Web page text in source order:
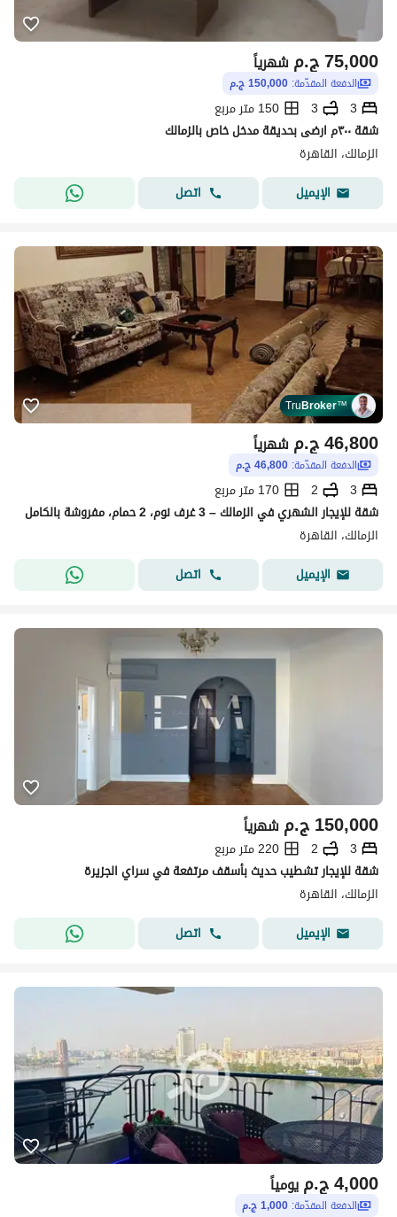
ج.م75,000 شهرياً
الدفعة المقدّمة: 150,000 ج.م
3
3
150 متر مربع
شقة ٣٠٠م ارضى بحديقة مدخل خاص بالزمالك
الزمالك، القاهرة
الإيميل
اتصل
TruBroker™
ج.م46,800 شهرياً
الدفعة المقدّمة: 46,800 ج.م
3
2
170 متر مربع
شقة للإيجار الشهري في الزمالك – 3 غرف نوم، 2 حمام، مفروشة بالكامل
الزمالك، القاهرة
الإيميل
اتصل
ج.م150,000 شهرياً
3
2
220 متر مربع
شقة للإيجار تشطيب حديث بأسقف مرتفعة في سراي الجزيرة
الزمالك، القاهرة
الإيميل
اتصل
ج.م4,000 يومياً
الدفعة المقدّمة: 1,000 ج.م